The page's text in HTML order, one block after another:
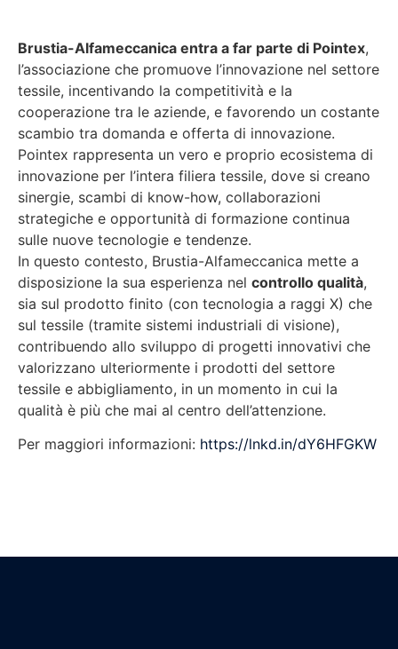
Brustia-Alfameccanica entra a far parte di Pointex,
l’associazione che promuove l’innovazione nel settore
tessile, incentivando la competitività e la
cooperazione tra le aziende, e favorendo un costante
scambio tra domanda e offerta di innovazione.
Pointex rappresenta un vero e proprio ecosistema di
innovazione per l’intera filiera tessile, dove si creano
sinergie, scambi di know-how, collaborazioni
strategiche e opportunità di formazione continua
sulle nuove tecnologie e tendenze.
In questo contesto, Brustia-Alfameccanica mette a
disposizione la sua esperienza nel controllo qualità,
sia sul prodotto finito (con tecnologia a raggi X) che
sul tessile (tramite sistemi industriali di visione),
contribuendo allo sviluppo di progetti innovativi che
valorizzano ulteriormente i prodotti del settore
tessile e abbigliamento, in un momento in cui la
qualità è più che mai al centro dell’attenzione.
Per maggiori informazioni: https://lnkd.in/dY6HFGKW